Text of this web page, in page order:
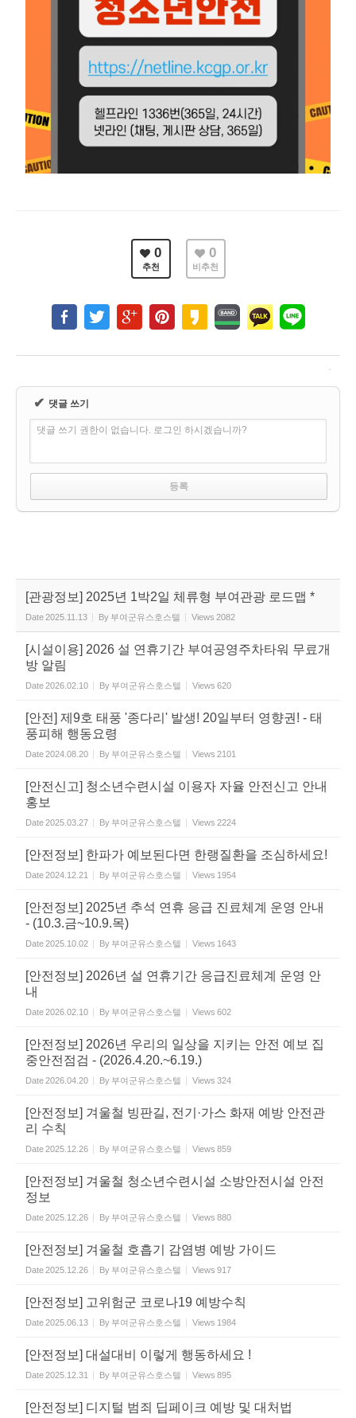
0
추천
0
비추천
✔ 댓글 쓰기
댓글 쓰기 권한이 없습니다. 로그인 하시겠습니까?
[관광정보] 2025년 1박2일 체류형 부여관광 로드맵 *
Date2025.11.13 By 부여군유스호스텔 Views 2082
[시설이용] 2026 설 연휴기간 부여공영주차타워 무료개
방 알림
Date2026.02.10 By 부여군유스호스텔 Views 620
[안전] 제9호 태풍 '종다리' 발생! 20일부터 영향권! - 태
풍피해 행동요령
Date2024.08.20 By 부여군유스호스텔 Views 2101
[안전신고] 청소년수련시설 이용자 자율 안전신고 안내
홍보
Date2025.03.27 By 부여군유스호스텔 Views 2224
[안전정보] 한파가 예보된다면 한랭질환을 조심하세요!
Date2024.12.21 By 부여군유스호스텔 Views 1954
[안전정보] 2025년 추석 연휴 응급 진료체계 운영 안내
- (10.3.금~10.9.목)
Date2025.10.02 By 부여군유스호스텔 Views 1643
[안전정보] 2026년 설 연휴기간 응급진료체계 운영 안
내
Date2026.02.10 By 부여군유스호스텔 Views 602
[안전정보] 2026년 우리의 일상을 지키는 안전 예보 집
중안전점검 - (2026.4.20.~6.19.)
Date2026.04.20 By 부여군유스호스텔 Views 324
[안전정보] 겨울철 빙판길, 전기·가스 화재 예방 안전관
리 수칙
Date2025.12.26 By 부여군유스호스텔 Views 859
[안전정보] 겨울철 청소년수련시설 소방안전시설 안전
정보
Date2025.12.26 By 부여군유스호스텔 Views 880
[안전정보] 겨울철 호흡기 감염병 예방 가이드
Date2025.12.26 By 부여군유스호스텔 Views 917
[안전정보] 고위험군 코로나19 예방수칙
Date2025.06.13 By 부여군유스호스텔 Views 1984
[안전정보] 대설대비 이렇게 행동하세요 !
Date2025.12.31 By 부여군유스호스텔 Views 895
[안전정보] 디지털 범죄 딥페이크 예방 및 대처법